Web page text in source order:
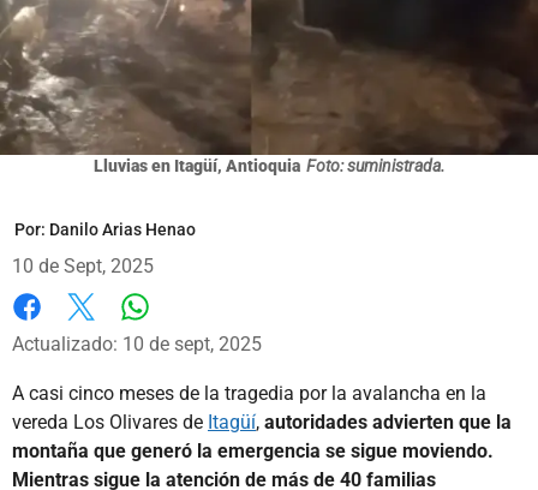
Lluvias en Itagüí, Antioquia Foto: suministrada.
Por: Danilo Arias Henao
10 de Sept, 2025
Facebook
X
Actualizado: 10 de sept, 2025
A casi cinco meses de la tragedia por la avalancha en la
vereda Los Olivares de Itagüí, autoridades advierten que la
montaña que generó la emergencia se sigue moviendo.
Mientras sigue la atención de más de 40 familias